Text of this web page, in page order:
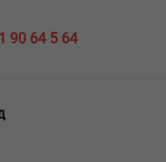
90 64 5 64